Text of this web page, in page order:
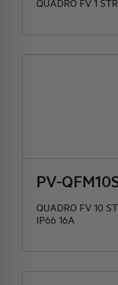
QUADRO FV 1
PV-
QUADRO FV 10
IP66 16A